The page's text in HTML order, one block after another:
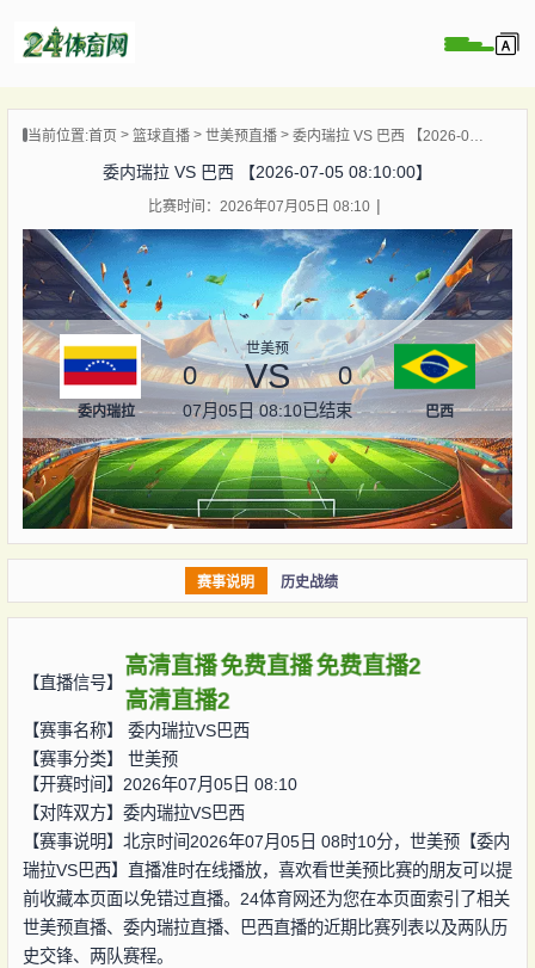
播
播
播
当前位置:首页 篮球直播 世美预直播 委内瑞拉 VS 巴西 【2026-07-05 08:10:00】
委内瑞拉 VS 巴西 【2026-07-05 08:10:00】
比赛时间：2026年07月05日 08:10
委内瑞拉
世美预
0 VS 0
07月05日 08:10已结束 巴西
赛事说明 历史战绩
【直播信号】
高清直播免费直播免费直播2
高清直播2
【赛事名称】 委内瑞拉VS巴西
【赛事分类】 世美预
【开赛时间】2026年07月05日 08:10
【对阵双方】 委内瑞拉VS巴西
【赛事说明】北京时间2026年07月05日 08时10分，世美预【委内
瑞拉VS巴西】直播准时在线播放，喜欢看世美预比赛的朋友可以提
前收藏本页面以免错过直播。24体育网还为您在本页面索引了相关
世美预直播、委内瑞拉直播、巴西直播的近期比赛列表以及两队历
史交锋、两队赛程。